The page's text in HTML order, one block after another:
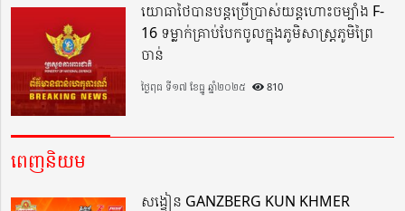
យោធាថៃបានបន្តប្រើប្រាស់យន្តហោះចម្បាំង F-
16 ទម្លាក់គ្រាប់បែកចូលក្នុងភូមិសាស្ត្រភូមិព្រៃ
ចាន់
ថ្ងៃពុធ ទី១៧ ខែធ្នូ ឆ្នាំ២០២៥ 810
ពេញនិយម
សង្វៀន GANZBERG KUN KHMER